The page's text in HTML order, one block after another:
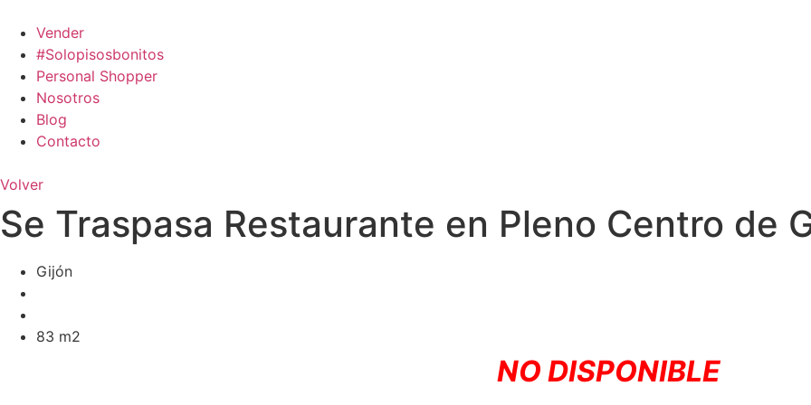
contenido
Vender
#Solopisosbonitos
Personal Shopper
Nosotros
Blog
Contacto
Volver
Se Traspasa Restaurante en Pleno Centro de
Gijón
83 m2
NO DISPONIBLE